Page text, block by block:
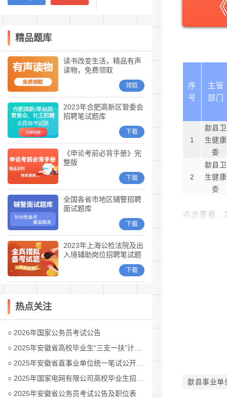
精品题库
读书改变生活，精品有声
读物，免费领取
领取
2023年合肥高新区管委会
招聘笔试题库
下载
《申论考前必背手册》完
整版
下载
全国各省市地区辅警招聘
面试题库
下载
2023年上海公检法院及出
入境辅助岗位招聘笔试题
下载
热点关注
2026年国家公务员考试公告
2025年安徽省高校毕业生“三支一扶”计划招募公告
2025年安徽省直事业单位统一笔试公开招聘工作人员公告
2025年国家电网有限公司高校毕业生招聘公告(第二批)汇总
2025年安徽省公务员考试公告及职位表
序
号
主管
部门
1
歙县卫
生健康
委
2
歙县卫
生健康
委
点击查看：
歙县事业单